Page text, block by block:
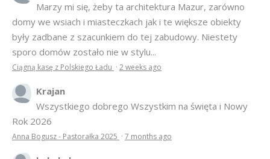
Marzy mi się, żeby ta architektura Mazur, zarówno
domy we wsiach i miasteczkach jak i te większe obiekty
były zadbane z szacunkiem do tej zabudowy. Niestety
sporo domów zostało nie w stylu...
Ciągną kasę z Polskiego Ładu · 2 weeks ago
Krajan
Wszystkiego dobrego Wszystkim na święta i Nowy
Rok 2026
Anna Bogusz - Pastorałka 2025 · 7 months ago